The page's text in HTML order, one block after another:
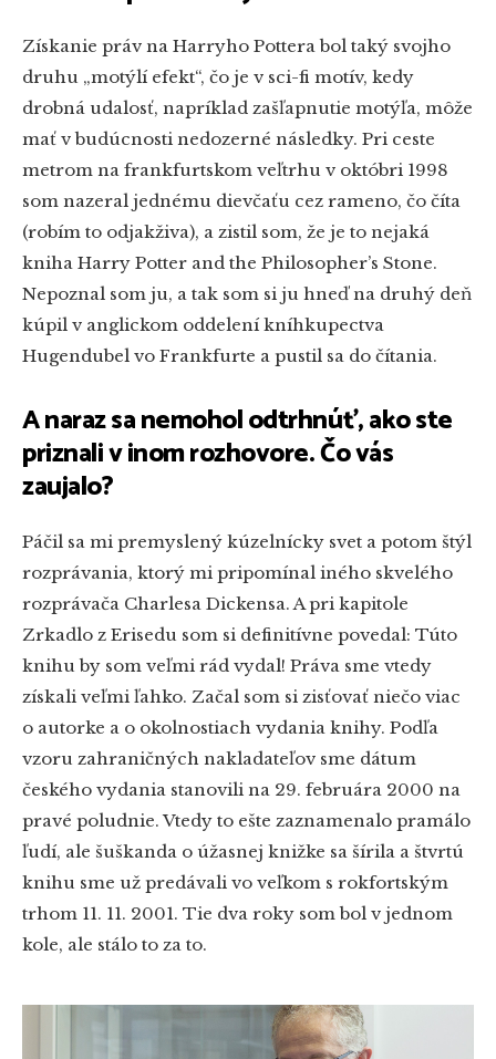
Získanie práv na Harryho Pottera bol taký svojho
druhu „motýlí efekt“, čo je v sci-fi motív, kedy
drobná udalosť, napríklad zašľapnutie motýľa, môže
mať v budúcnosti nedozerné následky. Pri ceste
metrom na frankfurtskom veľtrhu v októbri 1998
som nazeral jednému dievčaťu cez rameno, čo číta
(robím to odjakživa), a zistil som, že je to nejaká
kniha Harry Potter and the Philosopher’s Stone.
Nepoznal som ju, a tak som si ju hneď na druhý deň
kúpil v anglickom oddelení kníhkupectva
Hugendubel vo Frankfurte a pustil sa do čítania.
A naraz sa nemohol odtrhnúť, ako ste
priznali v inom rozhovore. Čo vás
zaujalo?
Páčil sa mi premyslený kúzelnícky svet a potom štýl
rozprávania, ktorý mi pripomínal iného skvelého
rozprávača Charlesa Dickensa. A pri kapitole
Zrkadlo z Erisedu som si definitívne povedal: Túto
knihu by som veľmi rád vydal! Práva sme vtedy
získali veľmi ľahko. Začal som si zisťovať niečo viac
o autorke a o okolnostiach vydania knihy. Podľa
vzoru zahraničných nakladateľov sme dátum
českého vydania stanovili na 29. februára 2000 na
pravé poludnie. Vtedy to ešte zaznamenalo pramálo
ľudí, ale šuškanda o úžasnej knižke sa šírila a štvrtú
knihu sme už predávali vo veľkom s rokfortským
trhom 11. 11. 2001. Tie dva roky som bol v jednom
kole, ale stálo to za to.